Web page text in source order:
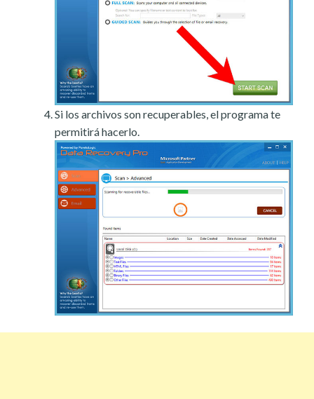
Si los archivos son recuperables, el programa te
permitirá hacerlo.